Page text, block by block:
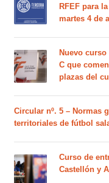
RFEF para
martes 4 de
Nuevo
C que
plazas del
Circular nº. 5 – Normas
territoriales de fútbol
Curso de
Castellón y